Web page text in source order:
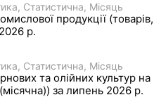
Статистична Місяць
продукції
р.
Статистична Місяць
та олійних культур
за липень 2026 р.